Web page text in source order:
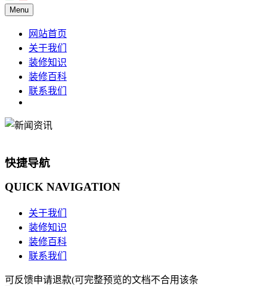
Menu
网站首页
关于我们
装修知识
装修百科
联系我们
快捷导航
QUICK NAVIGATION
关于我们
装修知识
装修百科
联系我们
可反馈申请退款(可完整预览的文档不合用该条